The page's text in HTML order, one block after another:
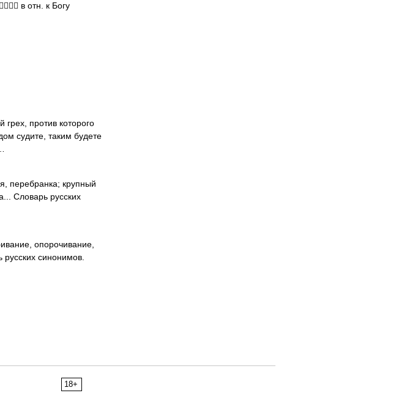
в отн. к Богу
против которого
судите, таким будете
перебранка; крупный
Словарь русских
опорочивание,
синонимов.
18+